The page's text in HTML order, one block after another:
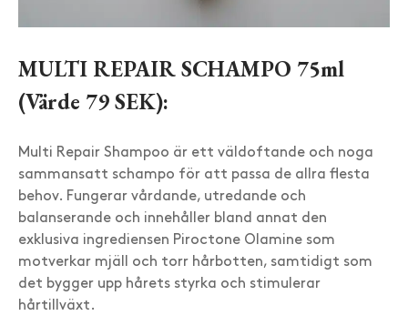
MULTI REPAIR SCHAMPO 75ml
(Värde 79 SEK):
Multi Repair Shampoo är ett väldoftande och noga
sammansatt schampo för att passa de allra flesta
behov. Fungerar vårdande, utredande och
balanserande och innehåller bland annat den
exklusiva ingrediensen Piroctone Olamine som
motverkar mjäll och torr hårbotten, samtidigt som
det bygger upp hårets styrka och stimulerar
hårtillväxt.